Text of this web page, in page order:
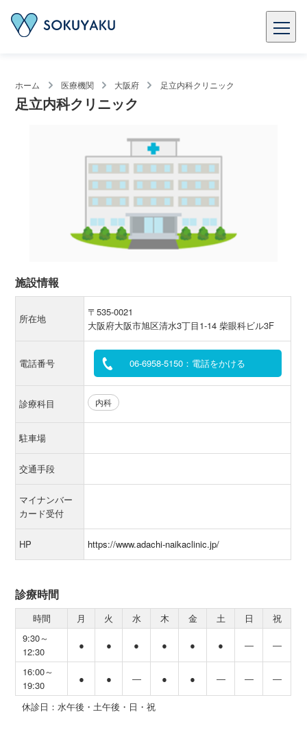
ホーム 医療機関 大阪府 足立内科クリニック
足立内科クリニック
施設情報
所在地
〒535-0021
大阪府大阪市旭区清水3丁目1-14 柴眼科ビル3F
電話番号 06-6958-5150：電話をかける
診療科目 内科
駐車場
交通手段
マイナンバー
カード受付
HP https://www.adachi-naikaclinic.jp/
診療時間
時間 月 火 水 木 金 土 日
祝
9:30～
12:30
● ● ● ● ● ● ― ―
16:00～
19:30
● ● ― ● ● ― ― ―
休診日：水午後・土午後・日・祝